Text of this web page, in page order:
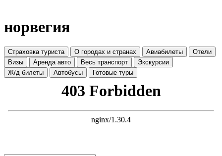
норвегия
Страховка туриста О городах и странах Авиабилеты
Отели
Визы
Аренда авто Весь транспорт
Экскурсии
Ж/д билеты
Автобусы Готовые туры